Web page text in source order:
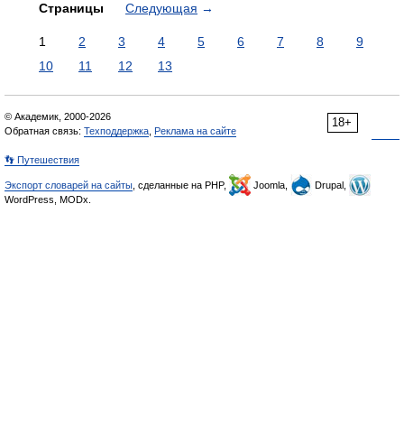
Страницы Следующая →
1 2 3 4 5 6 7 8
9
10
11 12 13
18+
© Академик, 2000-2026
Обратная связь: Техподдержка Реклама на сайте
👣 Путешествия
Экспорт словарей на сайты , сделанные на PHP, Joomla,
Drupal,
WordPress, MODx.